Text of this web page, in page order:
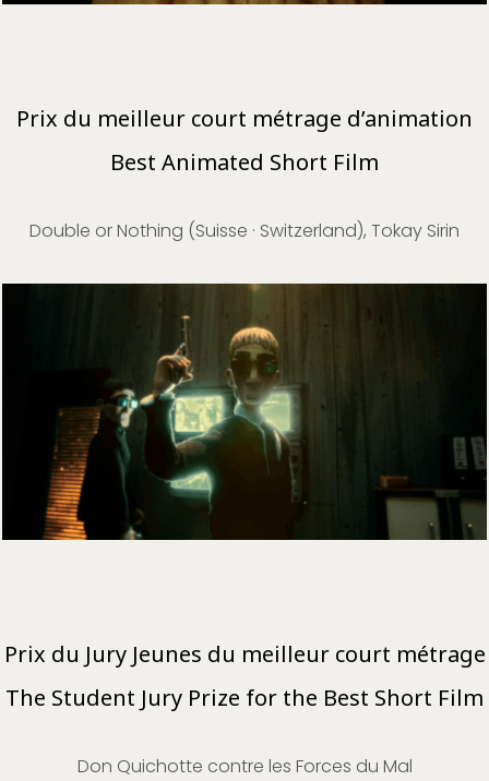
Prix du meilleur court métrage d’animation
Best Animated Short Film
Double or Nothing (Suisse · Switzerland), Tokay Sirin
Prix du Jury Jeunes du meilleur court métrage
The Student Jury Prize for the Best Short Film
Don Quichotte contre les Forces du Mal